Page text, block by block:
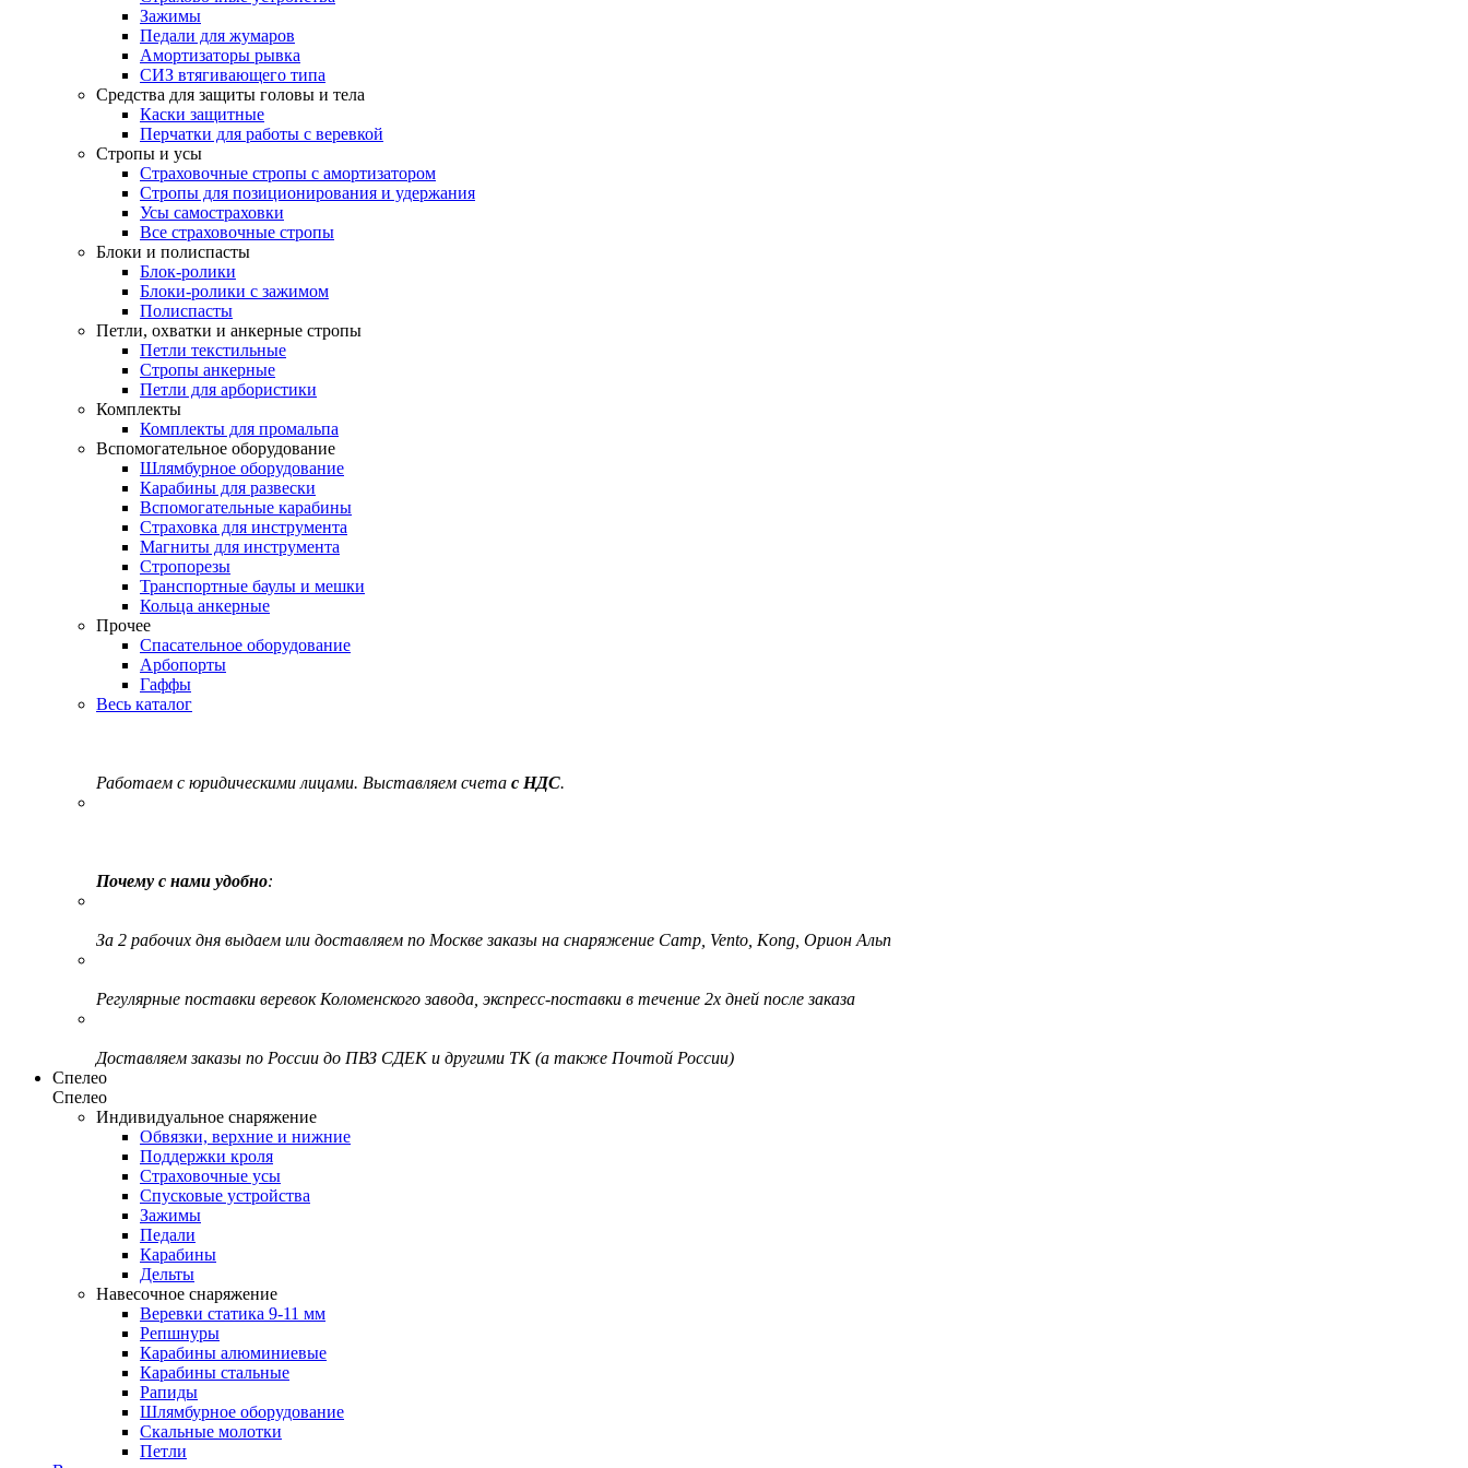
Зажимы
Педали для жумаров
Амортизаторы рывка
СИЗ втягивающего типа
Средства для защиты головы и тела
Каски защитные
Перчатки для работы с веревкой
Стропы и усы
Страховочные стропы с амортизатором
Стропы для позиционирования и удержания
Усы самостраховки
Все страховочные стропы
Блоки и полиспасты
Блок-ролики
Блоки-ролики с зажимом
Полиспасты
Петли, охватки и анкерные стропы
Петли текстильные
Стропы анкерные
Петли для арбористики
Комплекты
Комплекты для промальпа
Вспомогательное оборудование
Шлямбурное оборудование
Карабины для развески
Вспомогательные карабины
Страховка для инструмента
Магниты для инструмента
Стропорезы
Транспортные баулы и мешки
Кольца анкерные
Прочее
Спасательное оборудование
Арбопорты
Гаффы
Весь каталог
Работаем с юридическими лицами. Выставляем счета с НДС.
Почему с нами удобно:
За 2 рабочих дня выдаем или доставляем по Москве заказы на снаряжение Camp, Vento, Kong, Орион Альп
Регулярные поставки веревок Коломенского завода, экспресс-поставки в течение 2х дней после заказа
Доставляем заказы по России до ПВЗ СДЕК и другими ТК (а также Почтой России)
Спелео
Спелео
Индивидуальное снаряжение
Обвязки, верхние и нижние
Поддержки кроля
Страховочные усы
Спусковые устройства
Зажимы
Педали
Карабины
Дельты
Навесочное снаряжение
Веревки статика 9-11 мм
Репшнуры
Карабины алюминиевые
Карабины стальные
Рапиды
Шлямбурное оборудование
Скальные молотки
Петли